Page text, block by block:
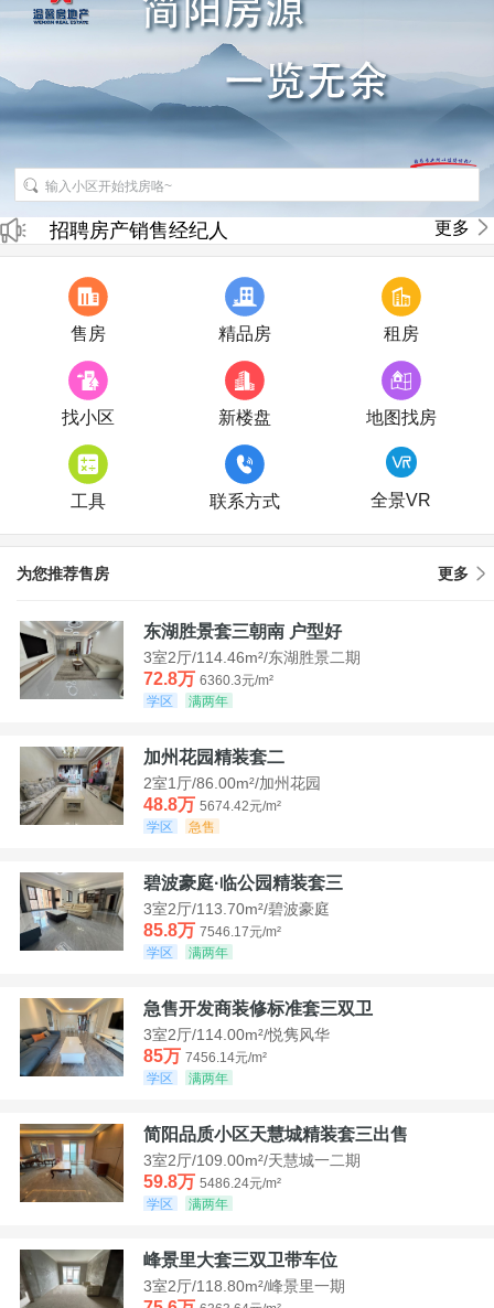
招聘房产销售经纪人
房产直播
更多
售房 精品房 租房
找小区 新楼盘 地图找房
工具 联系方式 全景VR
为您推荐售房 更多
东湖胜景套三朝南 户型好
3室2厅/114.46m²/东湖胜景二期
72.8万 6360.3元/m²
学区
满两年
加州花园精装套二
2室1厅/86.00m²/加州花园
48.8万 5674.42元/m²
学区
急售
碧波豪庭·临公园精装套三
3室2厅/113.70m²/碧波豪庭
85.8万 7546.17元/m²
学区
满两年
急售开发商装修标准套三双卫
3室2厅/114.00m²/悦隽风华
85万 7456.14元/m²
学区
满两年
简阳品质小区天慧城精装套三出售
3室2厅/109.00m²/天慧城一二期
59.8万 5486.24元/m²
学区
满两年
峰景里大套三双卫带车位
3室2厅/118.80m²/峰景里一期